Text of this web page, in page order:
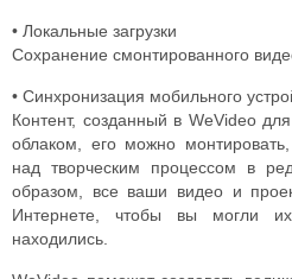
• Локальные загрузки
Сохранение смонтированного
• Синхронизация мобильного
Контент, созданный в WeVideo
облаком, его можно
над творческим процессом в
образом, все ваши видео и
Интернете, чтобы вы могли
находились.